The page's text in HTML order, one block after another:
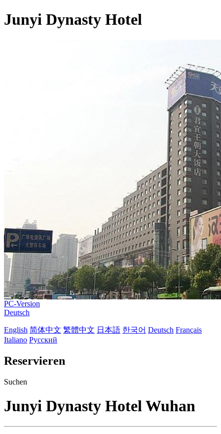
Junyi Dynasty Hotel
PC-Version
Deutsch
English 简体中文 繁體中文 日本語 한국어 Deutsch Français
Italiano Русский
Reservieren
Suchen
Junyi Dynasty Hotel Wuhan